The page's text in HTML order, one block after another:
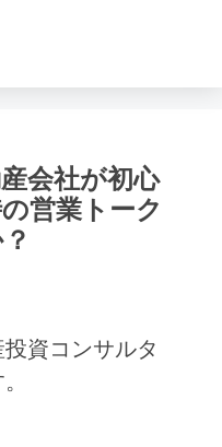
会社が初心
営業トーク
資コンサルタ